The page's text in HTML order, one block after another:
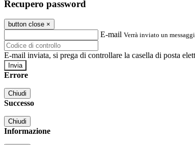
Recupero password
button close ×
E-mail Verrà inviato un
E-mail inviata, si prega di controllare la casella di posta
Errore
Chiudi
Successo
Chiudi
Informazione